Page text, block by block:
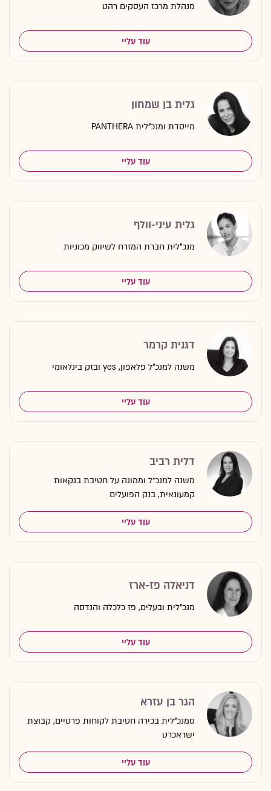
מנהלת מרכז העסקים רהט
עוד עליי
גלית בן שמחון
מייסדת ומנכ"לית PANTHERA
עוד עליי
גלית עיני-וולף
מנכ"לית חברת המזרח לשיווק מכוניות
עוד עליי
דגנית קרמר
משנה למנכ"ל פלאפון, yes ובזק בינלאומי
עוד עליי
דלית רביב
משנה למנכ״ל וממונה על חטיבת בנקאות
קמעונאית, בנק הפועלים
עוד עליי
דניאלה פז-ארז
מנכ"לית ובעלים, פז כלכלה והנדסה
עוד עליי
הגר בן עזרא
סמנכ"לית בכירה חטיבת לקוחות פרטיים, קבוצת
ישראכרט
עוד עליי